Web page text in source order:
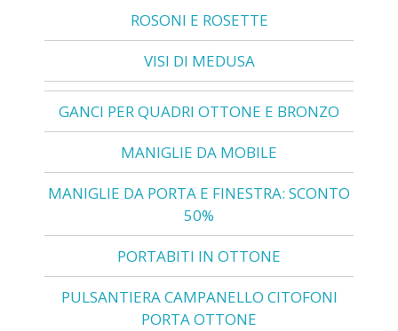
ROSONI E ROSETTE
VISI DI MEDUSA
GANCI PER QUADRI OTTONE E BRONZO
MANIGLIE DA MOBILE
MANIGLIE DA PORTA E FINESTRA: SCONTO
50%
PORTABITI IN OTTONE
PULSANTIERA CAMPANELLO CITOFONI
PORTA OTTONE